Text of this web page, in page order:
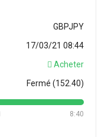
GBPJPY
17/03/21 08:44
Acheter
Fermé (152.40)
8:40